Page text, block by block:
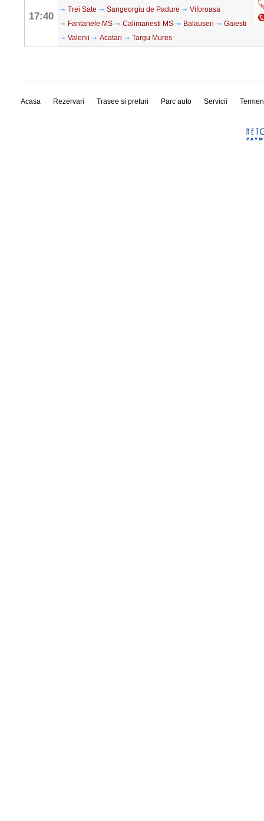
17:40
Trei Sate
Sangeorgiu de Padure
Viforoasa
Fantanele MS
Calimanesti MS Balauseri
Gaiesti
Valenii
Acatari Targu Mures
Acasa Rezervari Trasee si preturi Parc auto Servicii